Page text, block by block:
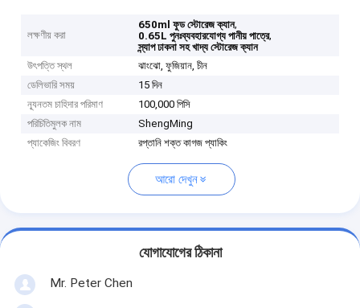
লক্ষণীয় করা
650ml ফুড স্টোরেজ ক্যান,
0.65L পুনঃব্যবহারযোগ্য পানীয় পাত্রে,
স্ন্যাপ ঢাকনা সহ খাদ্য স্টোরেজ ক্যান
উৎপত্তি স্থল
ঝাংঝো, ফুজিয়ান, চীন
ডেলিভারি সময়
15 দিন
ন্যূনতম চাহিদার পরিমাণ
100,000 পিসি
পরিচিতিমুলক নাম
ShengMing
প্যাকেজিং বিবরণ
রপ্তানি শক্ত কাগজ প্যাকিং
আরো দেখুন
যোগাযোগের ঠিকানা
Mr. Peter Chen